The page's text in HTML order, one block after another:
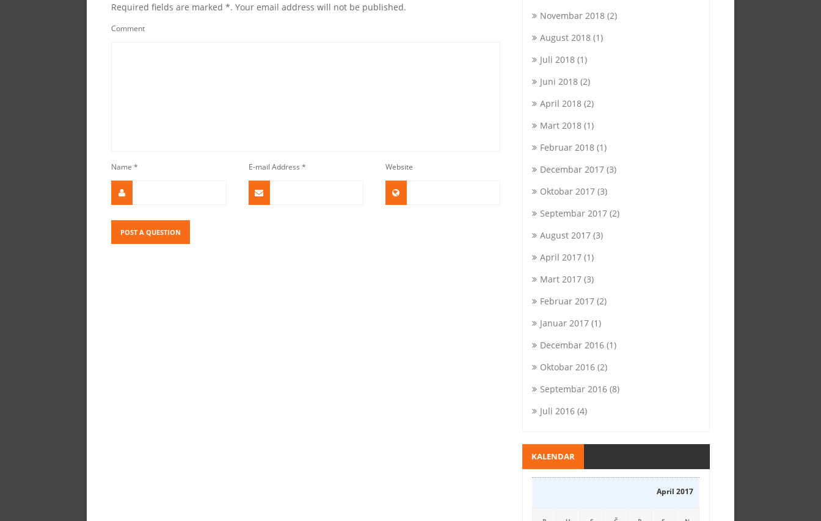
Required fields are marked *. Your email address will not be published.
Comment
Name* E-mail Address * Website
Novembar 2018 (2)
August 2018 (1)
Juli 2018 (1)
Juni 2018 (2)
April 2018 (2)
Mart 2018 (1)
Februar 2018 (1)
Decembar 2017 (3)
Oktobar 2017 (3)
Septembar 2017 (2)
August 2017 (3)
April 2017 (1)
Mart 2017 (3)
Februar 2017 (2)
Januar 2017 (1)
Decembar 2016 (1)
Oktobar 2016 (2)
Septembar 2016 (8)
Juli 2016 (4)
KALENDAR
April 2017